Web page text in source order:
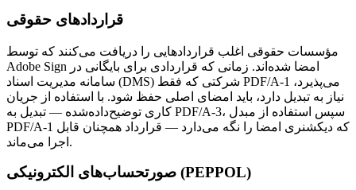
قراردادهای حقوقی
مؤسسات حقوقی اغلب قراردادهایی را دریافت می‌کنند که توسط
Adobe Sign امضا شده‌اند. زمانی که قراردادی برای بایگانی در
سامانه مدیریت اسناد (DMS) شرکتی که فقط PDF/A‑1 می‌پذیرد،
نیاز به تبدیل دارد، باید امضای اصلی حفظ شود. با استفاده از جریان
کاری توضیح‌داده‌شده — تبدیل به PDF/A‑3، سپس استفاده از مبدل
PDF/A‑1 که دیکشنری امضا را نگه می‌دارد — قرارداد همچنان قابل
اجرا می‌ماند.
صورتحساب‌های الکترونیکی (PEPPOL)